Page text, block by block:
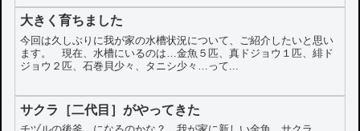
大きく育ちました
今回は久しぶりに我が家の水槽状況について、ご紹介したいと思い
ます。 現在、水槽にいるのは…金魚５匹、真ドジョウ１匹、緋ド
ジョウ２匹、石巻貝少々、タニシ少々…って...
サクラ［二代目］がやってきた